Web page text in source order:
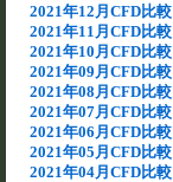
2021年12月CFD比較
2021年11月CFD比較
2021年10月CFD比較
2021年09月CFD比較
2021年08月CFD比較
2021年07月CFD比較
2021年06月CFD比較
2021年05月CFD比較
2021年04月CFD比較